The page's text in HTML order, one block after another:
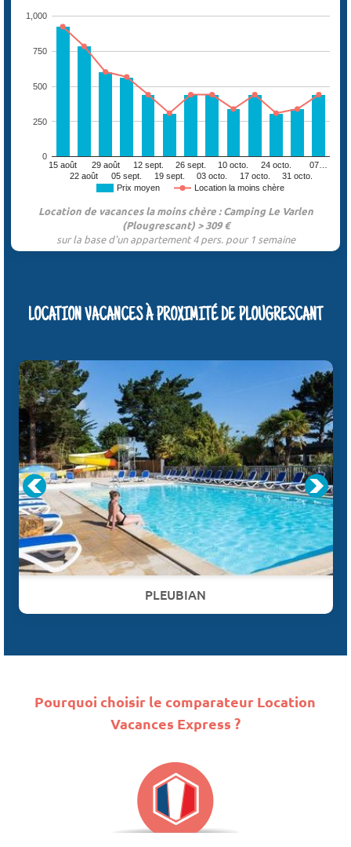
Prix moyen Location la moins chère
15 août
22 août
29 août
05 sept.
12 sept.
19 sept.
26 sept.
03 octo.
10 octo.
17 octo.
24 octo.
31 octo.
07…
0
250
500
750
1,000
Location de vacances la moins chère : Camping Le Varlen
(Plougrescant) > 309 €
sur la base d'un appartement 4 pers. pour 1 semaine
LOCATION VACANCES À PROXIMITÉ DE PLOUGRESCANT
PLEUBIAN
Pourquoi choisir le comparateur Location
Vacances Express ?